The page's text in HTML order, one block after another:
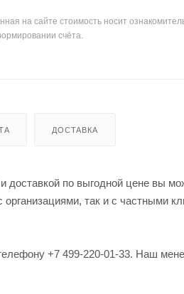
на сайте стоимость носит
счёта.
ДОСТАВКА
доставкой по выгодной цене вы
так и с частными
+7 499-220-01-33. Наш